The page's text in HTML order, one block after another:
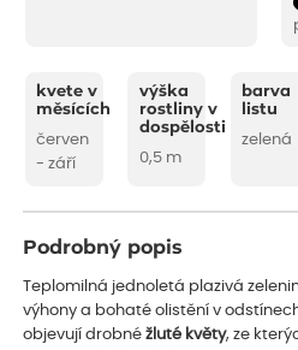
kvete v
měsících
červen
- září
výška
rostliny v
dospělosti
0,5 m
barva
listu
zelená
Podrobný popis
Teplomilná jednoletá plazivá
výhony a bohaté olistění v
objevují drobnéžluté květy, ze